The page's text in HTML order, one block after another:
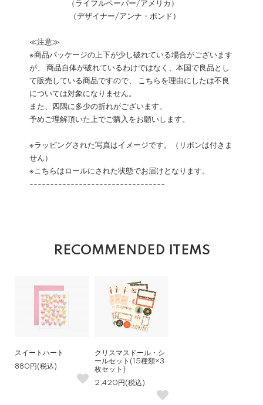
（ライフルペーパー/アメリカ）
（デザイナー/アンナ・ボンド）
≪注意≫
※商品パッケージの上下が少し破れている場合がございます
が、 商品自体が破れているわけではなく、本国で良品とし
て販売している商品ですので、 こちらを理由にしたは不良
については対象になりません。
また、四隅に多少の折れがございます。
予めご理解頂いた上でご購入をお願いします。
※ラッピングされた写真はイメージです。（リボンは付きま
せん）
※こちらはロールにされた状態でお届けとなります。
---------------------------------
RECOMMENDED ITEMS
スイートハート
880円(税込)
クリスマスドール・シ
ールセット(15種類×3
枚セット)
2,420円(税込)